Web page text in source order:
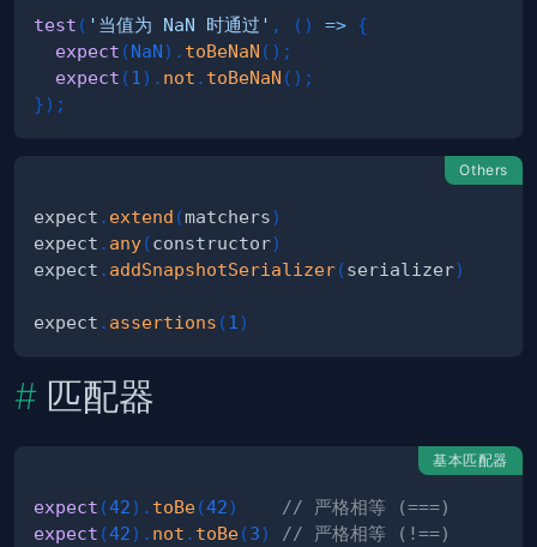
test ( '当值为 NaN 时通过' , ( ) => {
expect (NaN) . toBeNaN ( ) ;
expect (1 ) . not . toBeNaN ( ) ;
}) ;
Others
expect . extend (matchers)
expect . any(constructor)
expect . addSnapshotSerializer(serializer)
expect . assertions (1 )
匹配器
基本匹配器
expect (42) . toBe(42)
// 严格相等 (===)
expect (42) . not . toBe(3)
// 严格相等 (!==)